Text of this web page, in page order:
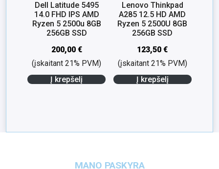
Dell Latitude 5495
14.0 FHD IPS AMD
Ryzen 5 2500u 8GB
256GB SSD
200,00 €
(įskaitant 21% PVM)
Į krepšelį
Lenovo Thinkpad
A285 12.5 HD AMD
Ryzen 5 2500U 8GB
256GB SSD
123,50€
(įskaitant 21% PVM)
Į krepšelį
MANO PASKYRA